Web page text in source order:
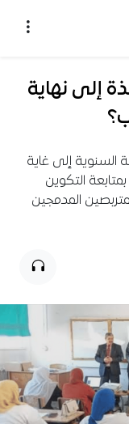
إلى نهاية
السنوية إلى غاية
التكوين
المدمجين